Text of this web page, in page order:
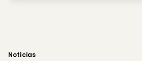
Notícias